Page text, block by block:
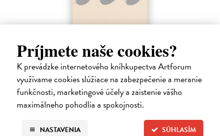
Príjmete naše cookies?
K prevádzke internetového kníhkupectva Artforum
využívame cookies slúžiace na zabezpečenie a meranie
funkčnosti, marketingové účely a zaistenie vášho
maximálneho pohodlia a spokojnosti.
SÚHLASÍM
NASTAVENIA
Pomalost
Kundera Milan
| Kniha
Pomalost, chronologicky první ze čtyř románů Milana Kundery
napsaných francouzsky, vychází v českém překladu Anny
Kareninové. Vydávání Kunderových románů v českém jazyce se
Na sklade